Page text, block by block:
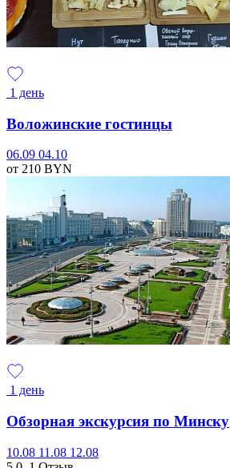
1 день
Воложинские гостинцы
06.09 04.10
от 210 BYN
1 день
Обзорная экскурсия по Минску
10.08 11.08 12.08